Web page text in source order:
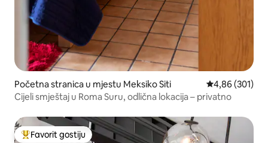
Početna stranica u mjestu Meksiko Siti prosječna
4,86 (301)
Cijeli smještaj u Roma Suru, odlična lokacija – privatno
Glavni favorit gostiju
Favorit gostiju